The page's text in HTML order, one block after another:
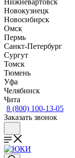
Новокузнецк
Новосибирск
Омск
Пермь
Санкт-Петербург
Сургут
Томск
Тюмень
Уфа
Челябинск
Чита
8 (800) 100-13-05
Заказать звонок